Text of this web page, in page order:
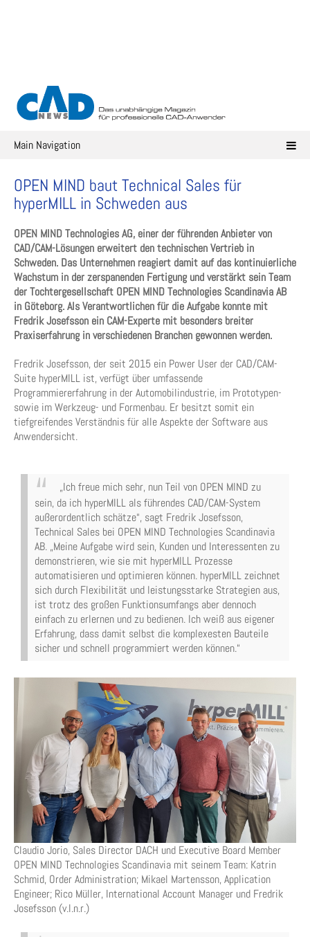
Main Navigation
OPEN MIND baut Technical Sales für
hyperMILL in Schweden aus
OPEN MIND Technologies AG, einer der führenden Anbieter von
CAD/CAM-Lösungen erweitert den technischen Vertrieb in
Schweden. Das Unternehmen reagiert damit auf das kontinuierliche
Wachstum in der zerspanenden Fertigung und verstärkt sein Team
der Tochtergesellschaft OPEN MIND Technologies Scandinavia AB
in Göteborg. Als Verantwortlichen für die Aufgabe konnte mit
Fredrik Josefsson ein CAM-Experte mit besonders breiter
Praxiserfahrung in verschiedenen Branchen gewonnen werden.
Fredrik Josefsson, der seit 2015 ein Power User der CAD/CAM-
Suite hyperMILL ist, verfügt über umfassende
Programmiererfahrung in der Automobilindustrie, im Prototypen-
sowie im Werkzeug- und Formenbau. Er besitzt somit ein
tiefgreifendes Verständnis für alle Aspekte der Software aus
Anwendersicht.
„Ich freue mich sehr, nun Teil von OPEN MIND zu
sein, da ich hyperMILL als führendes CAD/CAM-System
außerordentlich schätze“, sagt Fredrik Josefsson,
Technical Sales bei OPEN MIND Technologies Scandinavia
AB. „Meine Aufgabe wird sein, Kunden und Interessenten zu
demonstrieren, wie sie mit hyperMILL Prozesse
automatisieren und optimieren können. hyperMILL zeichnet
sich durch Flexibilität und leistungsstarke Strategien aus,
ist trotz des großen Funktionsumfangs aber dennoch
einfach zu erlernen und zu bedienen. Ich weiß aus eigener
Erfahrung, dass damit selbst die komplexesten Bauteile
sicher und schnell programmiert werden können.“
Claudio Jorio, Sales Director DACH und Executive Board Member
OPEN MIND Technologies Scandinavia mit seinem Team: Katrin
Schmid, Order Administration; Mikael Martensson, Application
Engineer; Rico Müller, International Account Manager und Fredrik
Josefsson (v.l.n.r.)